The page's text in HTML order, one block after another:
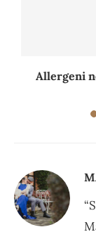
Allergeni